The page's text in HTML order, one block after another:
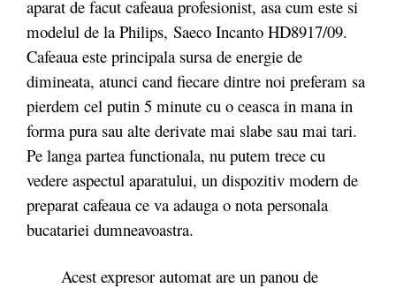
aparat de facut cafeaua profesionist, asa cum este si
modelul de la Philips, Saeco Incanto HD8917/09.
Cafeaua este principala sursa de energie de
dimineata, atunci cand fiecare dintre noi preferam sa
pierdem cel putin 5 minute cu o ceasca in mana in
forma pura sau alte derivate mai slabe sau mai tari.
Pe langa partea functionala, nu putem trece cu
vedere aspectul aparatului, un dispozitiv modern de
preparat cafeaua ce va adauga o nota personala
bucatariei dumneavoastra.
Acest expresor automat are un panou de